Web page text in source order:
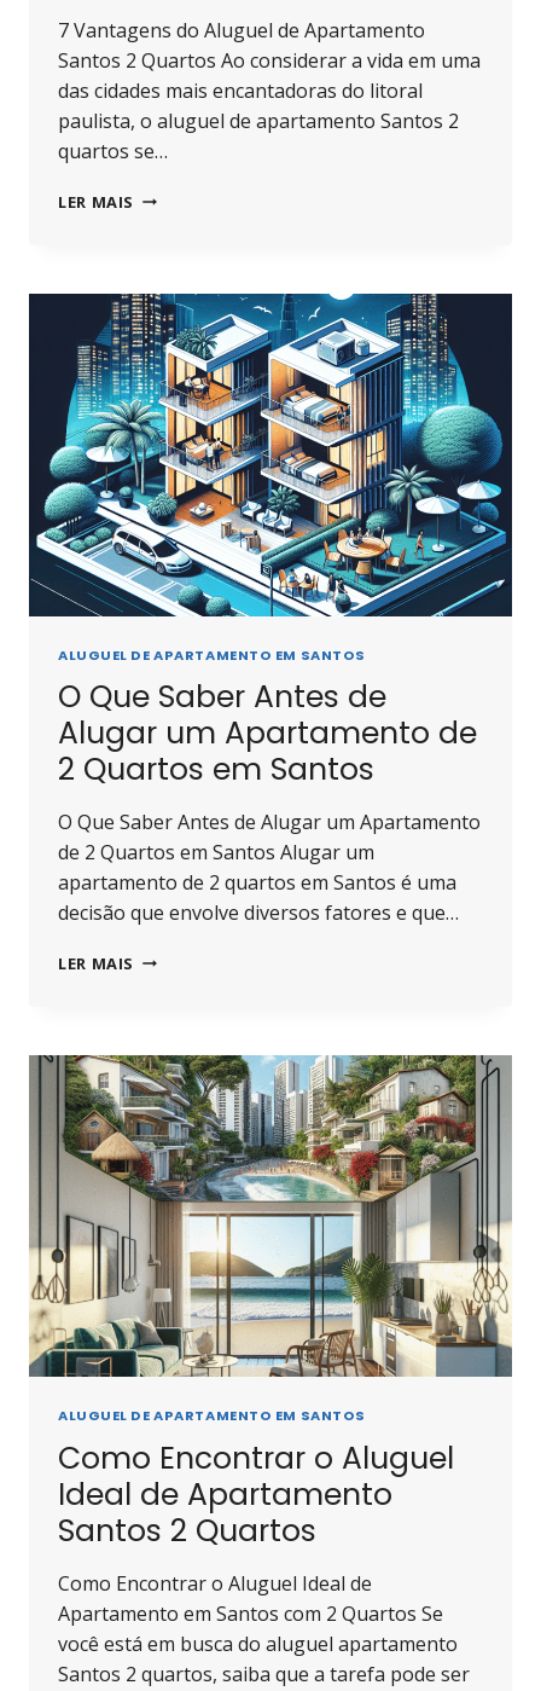
7 Vantagens do Aluguel de Apartamento
Santos 2 Quartos Ao considerar a vida em uma
das cidades mais encantadoras do litoral
paulista, o aluguel de apartamento Santos 2
quartos se…
LER MAIS
DE
APARTAMENTO
SANTOS
2
QUARTOS
ALUGUEL DE APARTAMENTO EM SANTOS
O Que Saber Antes de
Alugar um Apartamento de
2 Quartos em Santos
O Que Saber Antes de Alugar um Apartamento
de 2 Quartos em Santos Alugar um
apartamento de 2 quartos em Santos é uma
decisão que envolve diversos fatores e que…
LER MAIS O
DE
ALUGAR
UM
APARTAMENTO
DE
2
QUARTOS
SANTOS
ALUGUEL DE APARTAMENTO EM SANTOS
Como Encontrar o Aluguel
Ideal de Apartamento
Santos 2 Quartos
Como Encontrar o Aluguel Ideal de
Apartamento em Santos com 2 Quartos Se
você está em busca do aluguel apartamento
Santos 2 quartos, saiba que a tarefa pode ser